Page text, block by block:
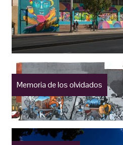
Memoria de los olvidados